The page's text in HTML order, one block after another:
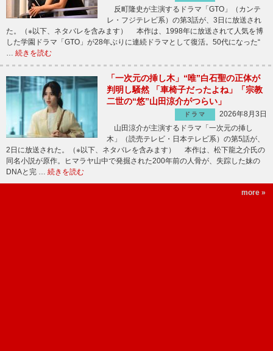
反町隆史が主演するドラマ「GTO」（カンテ
レ・フジテレビ系）の第3話が、3日に放送され
た。（※以下、ネタバレを含みます） 本作は、1998年に放送されて人気を博
した学園ドラマ「GTO」が28年ぶりに連続ドラマとして復活。50代になった“
… 続きを読む
「一次元の挿し木」“唯”白石聖の正体が
判明し騒然 「車椅子だったよね」「宗教
二世の“悠”山田涼介がつらい」
ドラマ
2026年8月3日
山田涼介が主演するドラマ「一次元の挿し
木」（読売テレビ・日本テレビ系）の第5話が、
2日に放送された。（※以下、ネタバレを含みます） 本作は、松下龍之介氏の
同名小説が原作。ヒマラヤ山中で発掘された200年前の人骨が、失踪した妹の
DNAと完 … 続きを読む
more »